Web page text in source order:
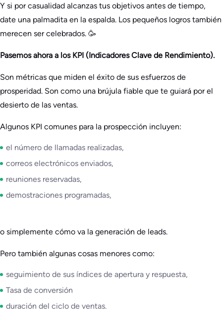
Y si por casualidad alcanzas tus objetivos antes de tiempo,
date una palmadita en la espalda. Los pequeños logros también
merecen ser celebrados. 🥳
Pasemos ahora a los KPI (Indicadores Clave de Rendimiento).
Son métricas que miden el éxito de sus esfuerzos de
prosperidad. Son como una brújula fiable que te guiará por el
desierto de las ventas.
Algunos KPI comunes para la prospección incluyen:
el número de llamadas realizadas,
correos electrónicos enviados,
reuniones reservadas,
demostraciones programadas,
o simplemente cómo va la generación de leads.
Pero también algunas cosas menores como:
seguimiento de sus índices de apertura y respuesta,
Tasa de conversión
duración del ciclo de ventas.